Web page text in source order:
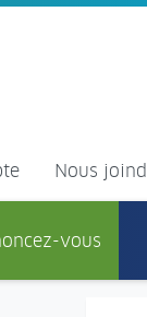
Nous
vous